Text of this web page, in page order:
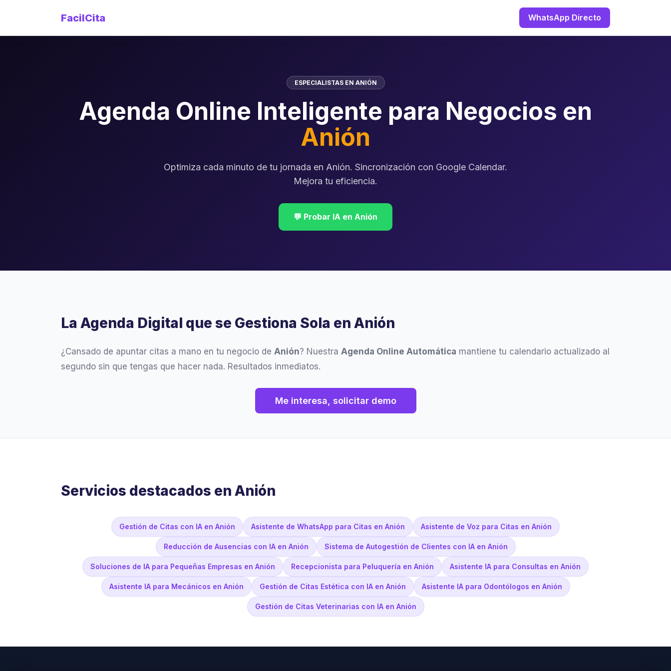
FacilCita WhatsApp Directo
ESPECIALISTAS EN ANIÓN
Agenda Online Inteligente para Negocios en
Anión
Optimiza cada minuto de tu jornada en Anión. Sincronización con Google Calendar.
Mejora tu eficiencia.
💬 Probar IA en Anión
La Agenda Digital que se Gestiona Sola en Anión
¿Cansado de apuntar citas a mano en tu negocio de Anión? Nuestra Agenda Online Automática mantiene tu calendario actualizado al
segundo sin que tengas que hacer nada. Resultados inmediatos.
Me interesa, solicitar demo
Servicios destacados en Anión
Gestión de Citas con IA en Anión Asistente de WhatsApp para Citas en Anión Asistente de Voz para Citas en Anión
Reducción de Ausencias con IA en Anión Sistema de Autogestión de Clientes con IA en Anión
Soluciones de IA para Pequeñas Empresas en Anión Recepcionista para Peluquería en Anión Asistente IA para Consultas en Anión
Asistente IA para Mecánicos en Anión Gestión de Citas Estética con IA en Anión Asistente IA para Odontólogos en Anión
Gestión de Citas Veterinarias con IA en Anión